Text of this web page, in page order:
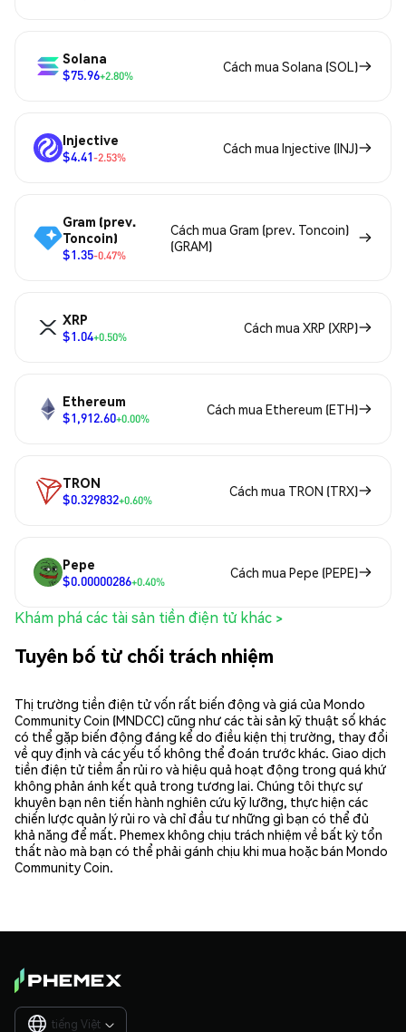
Solana
$75.96+2.80%
Cách mua Solana (SOL)
Injective
$4.41-2.53%
Cách mua Injective (INJ)
Gram (prev.
Toncoin)
$1.35-0.47%
Cách mua Gram (prev. Toncoin)
(GRAM)
XRP
$1.04+0.50%
Cách mua XRP (XRP)
Ethereum
$1,912.60+0.00%
Cách mua Ethereum (ETH)
TRON
$0.329832+0.60%
Cách mua TRON (TRX)
Pepe
$0.00000286+0.40%
Cách mua Pepe (PEPE)
Khám phá các tài sản tiền điện tử khác >
Tuyên bố từ chối trách nhiệm
Thị trường tiền điện tử vốn rất biến động và giá của Mondo
Community Coin (MNDCC) cũng như các tài sản kỹ thuật số khác
có thể gặp biến động đáng kể do điều kiện thị trường, thay đổi
về quy định và các yếu tố không thể đoán trước khác. Giao dịch
tiền điện tử tiềm ẩn rủi ro và hiệu quả hoạt động trong quá khứ
không phản ánh kết quả trong tương lai. Chúng tôi thực sự
khuyên bạn nên tiến hành nghiên cứu kỹ lưỡng, thực hiện các
chiến lược quản lý rủi ro và chỉ đầu tư những gì bạn có thể đủ
khả năng để mất. Phemex không chịu trách nhiệm về bất kỳ tổn
thất nào mà bạn có thể phải gánh chịu khi mua hoặc bán Mondo
Community Coin.
tiếng Việt 